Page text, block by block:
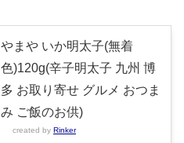
やまや いか明太子(無着
色)120g(辛子明太子 九州 博
多 お取り寄せ グルメ おつま
み ご飯のお供)
created by Rinker